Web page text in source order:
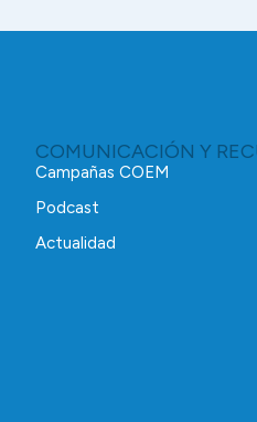
COMUNICACIÓN Y
Campañas COEM
Podcast
Actualidad